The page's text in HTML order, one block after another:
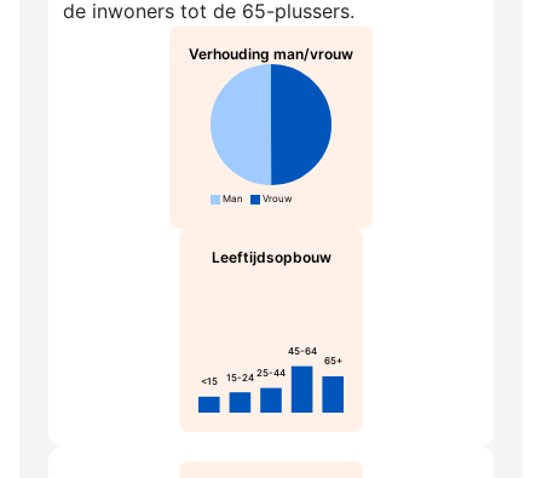
de inwoners tot de 65-plussers.
Verhouding man/vrouw
Man Vrouw
Leeftijdsopbouw
<15 15-24 25-44
45-64
65+